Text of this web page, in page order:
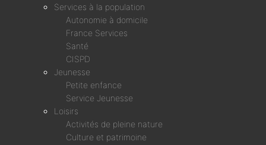
Services à la population
Autonomie à domicile
France Services
Santé
CISPD
Jeunesse
Petite enfance
Service Jeunesse
Loisirs
Activités de pleine nature
Culture et patrimoine